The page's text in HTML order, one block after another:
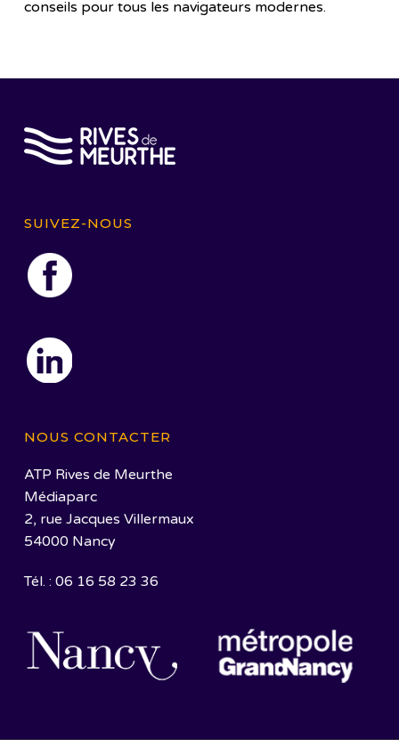
conseils pour tous les navigateurs modernes.
SUIVEZ-NOUS
NOUS CONTACTER
ATP Rives de Meurthe
Médiaparc
2, rue Jacques Villermaux
54000 Nancy
Tél. : 06 16 58 23 36